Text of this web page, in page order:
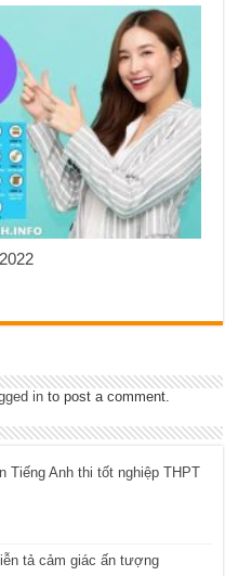
in to post a comment.
Tiếng Anh thi tốt nghiệp THPT
tả cảm giác ấn tượng